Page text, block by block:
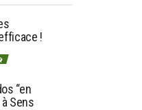
!
“en
Sens